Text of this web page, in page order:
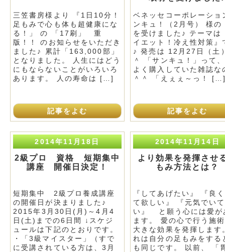
三笠書房様より 『1日10分！
足もみで心も体も超健康にな
る！」 の 「17刷」 重
版！！ のお知らせをいただき
ました♪ 累計「163,000部」
となりました。 人生にはどう
にもならないことがいろいろ
あります。 人の寿命は […]
記事をよむ
ベネッセコーポレーショ
ンキュ！（2月号） 様の
を受けました♪ テーマは
イエット！冷え性対策』
♪ 発売は 12月27日（土
＾ 「サンキュ！」って
よく購入していた雑誌な
＾＾ 「えぇぇ～っ！
記事をよむ
2014年11月18日
2級プロ 資格 短期集中
講座 開催日決定！
短期集中 2級プロ養成講座
の開催日が決まりました♪
2015年3月30日(月)～4月4
日(土)までの6日間 ↓スケジ
ュールは下記のとおりです。
・「3級マイスター」（すで
に受講されている方は、3月
2014年11月14日
より効果を発揮させ
もみ方法とは？
『してあげたい』 『良
て欲しい』 『元気でい
い』 と願う心には愛が
ます。 愛の心で行う施
大きな効果を発揮します
れは自分の足もみをする
も同じです。 以前、 「